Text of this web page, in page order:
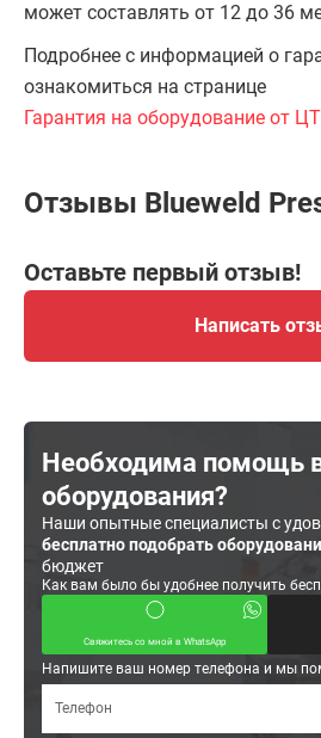
может составлять от 12 до 36
Подробнее с информацией о
ознакомиться на странице
Гарантия на оборудование от
Отзывы Blueweld
Оставьте первый отзыв!
Написать
Необходима помощь
оборудования?
Наши опытные специалисты с
бесплатно подобрать
бюджет
Как вам было бы удобнее получить
Свяжитесь со мной в WhatsApp
Напишите ваш номер телефона и мы